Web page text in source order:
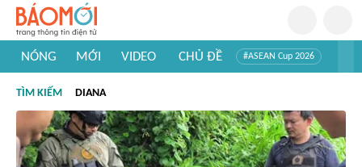
NÓNG MỚI VIDEO CHỦ ĐỀ #ASEAN Cup 2026
#Khám phá thế giới
TÌM KIẾM DIANA